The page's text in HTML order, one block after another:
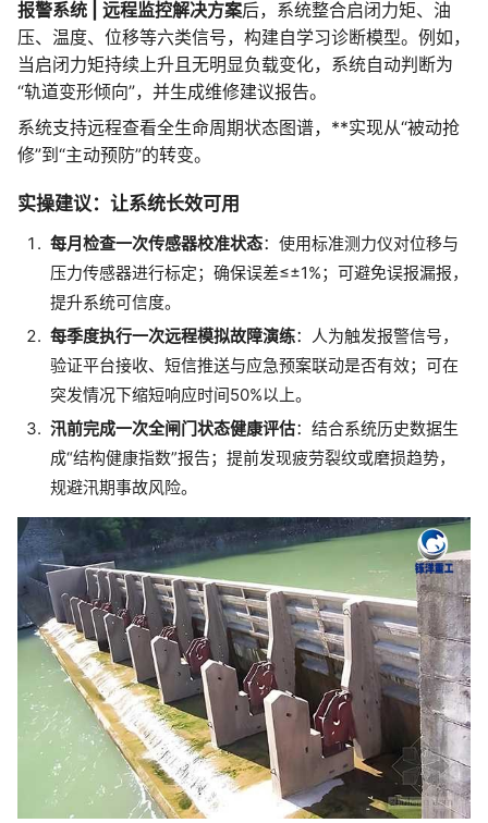
报警系统 | 远程监控解决方案后，系统整合启闭力矩、油
压、温度、位移等六类信号，构建自学习诊断模型。例如，
当启闭力矩持续上升且无明显负载变化，系统自动判断为
“轨道变形倾向”，并生成维修建议报告。
系统支持远程查看全生命周期状态图谱，**实现从“被动抢
修”到“主动预防”的转变。
实操建议：让系统长效可用
每月检查一次传感器校准状态：使用标准测力仪对位移与
压力传感器进行标定；确保误差≤±1%；可避免误报漏报，
提升系统可信度。
每季度执行一次远程模拟故障演练：人为触发报警信号，
验证平台接收、短信推送与应急预案联动是否有效；可在
突发情况下缩短响应时间50%以上。
汛前完成一次全闸门状态健康评估：结合系统历史数据生
成“结构健康指数”报告；提前发现疲劳裂纹或磨损趋势，
规避汛期事故风险。